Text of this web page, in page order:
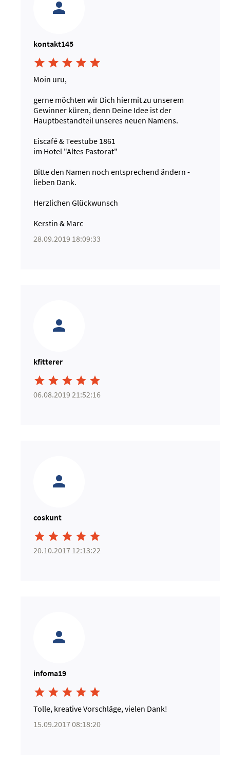
kontakt145
    
Moin uru,
gerne möchten wir Dich hiermit zu unserem
Gewinner küren, denn Deine Idee ist der
Hauptbestandteil unseres neuen Namens.
Eiscafé & Teestube 1861
im Hotel "Altes Pastorat"
Bitte den Namen noch entsprechend ändern -
lieben Dank.
Herzlichen Glückwunsch
Kerstin & Marc
28.09.2019 18:09:33
kfitterer
    
06.08.2019 21:52:16
coskunt
    
20.10.2017 12:13:22
infoma19
    
Tolle, kreative Vorschläge, vielen Dank!
15.09.2017 08:18:20